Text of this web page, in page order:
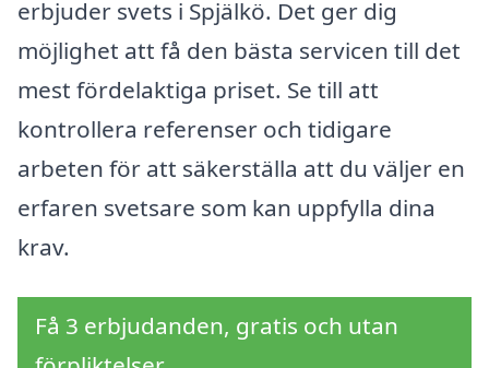
erbjuder svets i Spjälkö. Det ger dig
möjlighet att få den bästa servicen till det
mest fördelaktiga priset. Se till att
kontrollera referenser och tidigare
arbeten för att säkerställa att du väljer en
erfaren svetsare som kan uppfylla dina
krav.
Få 3 erbjudanden, gratis och utan